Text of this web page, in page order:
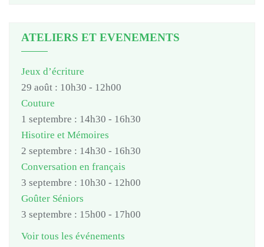
ATELIERS ET EVENEMENTS
Jeux d’écriture
29 août : 10h30 - 12h00
Couture
1 septembre : 14h30 - 16h30
Hisotire et Mémoires
2 septembre : 14h30 - 16h30
Conversation en français
3 septembre : 10h30 - 12h00
Goûter Séniors
3 septembre : 15h00 - 17h00
Voir tous les événements